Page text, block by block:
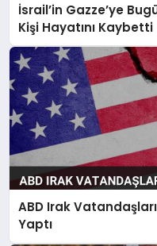
İsrail’in Gazze’ye
Kişi Hayatını Kaybetti
ABD Irak
Yaptı